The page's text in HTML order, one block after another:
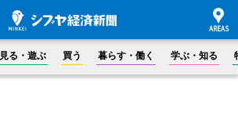
見る・遊ぶ 買う 暮らす・働く 学ぶ・知る